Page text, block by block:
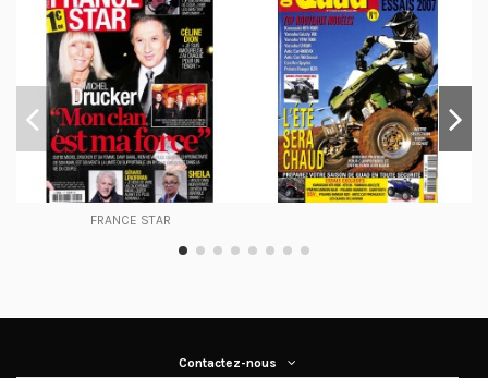
FRANCE STAR
Contactez-nous